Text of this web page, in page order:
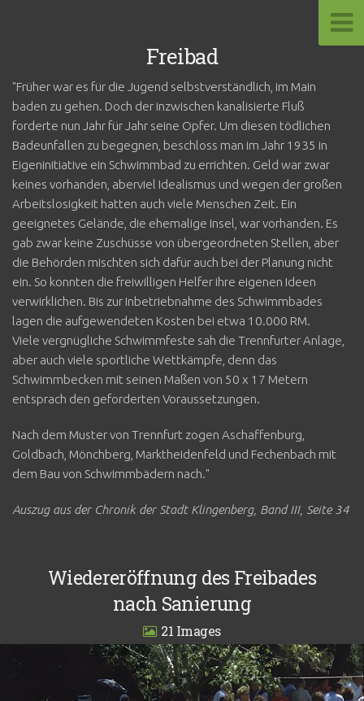
Freibad
"Früher war es für die Jugend selbstverständlich, im Main
baden zu gehen. Doch der inzwischen kanalisierte Fluß
forderte nun Jahr für Jahr seine Opfer. Um diesen tödlichen
Badeunfallen zu begegnen, beschloss man im Jahr 1935 in
Eigeninitiative ein Schwimmbad zu errichten. Geld war zwar
keines vorhanden, aberviel Idealismus und wegen der großen
Arbeitslosigkeit hatten auch viele Menschen Zeit. Ein
geeignetes Gelände, die ehemalige Insel, war vorhanden. Es
gab zwar keine Zuschüsse von übergeordneten Stellen, aber
die Behörden mischten sich dafür auch bei der Planung nicht
ein. So konnten die freiwilligen Helfer ihre eigenen Ideen
verwirklichen. Bis zur Inbetriebnahme des Schwimmbades
lagen die aufgewendeten Kosten bei etwa 10.000 RM.
Viele vergnügliche Schwimmfeste sah die Trennfurter Anlage,
aber auch viele sportliche Wettkämpfe, denn das
Schwimmbecken mit seinen Maßen von 50 x 17 Metern
entsprach den geforderten Voraussetzungen.
Nach dem Muster von Trennfurt zogen Aschaffenburg,
Goldbach, Mönchberg, Marktheidenfeld und Fechenbach mit
dem Bau von Schwimmbädern nach."
Auszug aus der Chronik der Stadt Klingenberg, Band III, Seite 34
Wiedereröffnung des Freibades
nach Sanierung
21